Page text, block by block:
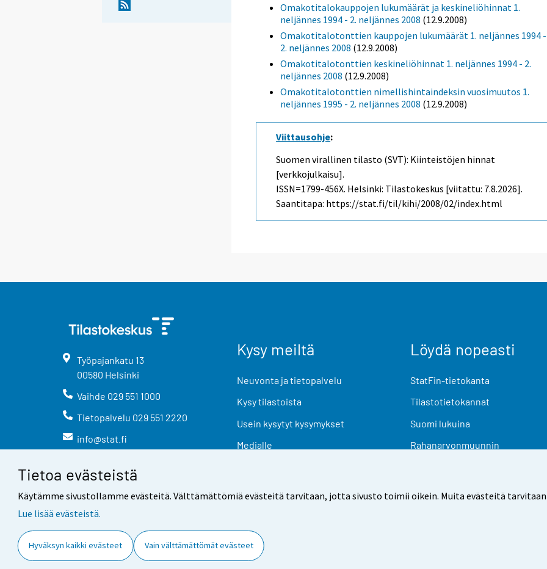
Tietoa evästeistä
Käytämme sivustollamme evästeitä. Välttämättömiä evästeitä tarvitaan, jotta sivusto toimii oikein. Muita evästeitä
Lue lisää evästeistä.
Hyväksyn kaikki evästeet Vain välttämättömät evästeet
Omakotitalokauppojen lukumäärät ja keskineliöhinnat 1.
neljännes 1994 - 2. neljännes 2008 (12.9.2008)
Omakotitalotonttien kauppojen lukumäärät 1. neljännes 1994 -
2. neljännes 2008 (12.9.2008)
Omakotitalotonttien keskineliöhinnat 1. neljännes 1994 - 2.
neljännes 2008 (12.9.2008)
Omakotitalotonttien nimellishintaindeksin vuosimuutos 1.
neljännes 1995 - 2. neljännes 2008 (12.9.2008)
Viittausohje:
Suomen virallinen tilasto (SVT): Kiinteistöjen hinnat
[verkkojulkaisu].
ISSN=1799-456X. Helsinki: Tilastokeskus [viitattu: 7.8.2026].
Saantitapa: https://stat.fi/til/kihi/2008/02/index.html
Työpajankatu 13
00580 Helsinki
Vaihde 029 551 1000
Tietopalvelu 029 551 2220
info@stat.fi
Kysy meiltä
Neuvonta ja tietopalvelu
Kysy tilastoista
Usein kysytyt kysymykset
Medialle
Löydä nopeasti
StatFin-tietokanta
Tilastotietokannat
Suomi lukuina
Rahanarvonmuunnin
Yhteystiedot Palaute